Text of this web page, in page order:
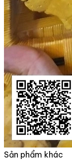
Sản phẩm khác